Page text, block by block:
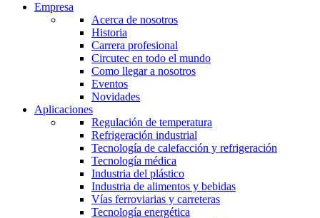
Empresa
Acerca de nosotros
Historia
Carrera profesional
Circutec en todo el mundo
Como llegar a nosotros
Eventos
Novidades
Aplicaciones
Regulación de temperatura
Refrigeración industrial
Tecnología de calefacción y refrigeración
Tecnología médica
Industria del plástico
Industria de alimentos y bebidas
Vías ferroviarias y carreteras
Tecnología energética